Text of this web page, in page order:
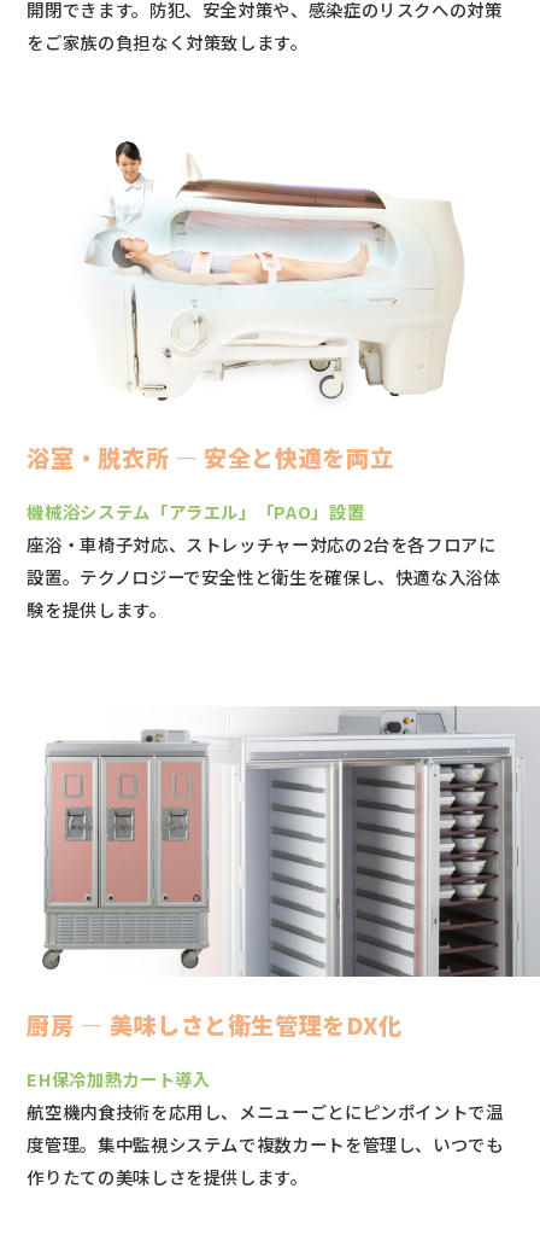
開閉できます。防犯、安全対策や、感染症のリスクへの対策
をご家族の負担なく対策致します。
浴室・脱衣所 ― 安全と快適を両立
機械浴システム「アラエル」「PAO」設置
座浴・車椅子対応、ストレッチャー対応の2台を各フロアに
設置。テクノロジーで安全性と衛生を確保し、快適な入浴体
験を提供します。
厨房 ― 美味しさと衛生管理をDX化
EH保冷加熱カート導入
航空機内食技術を応用し、メニューごとにピンポイントで温
度管理。集中監視システムで複数カートを管理し、いつでも
作りたての美味しさを提供します。